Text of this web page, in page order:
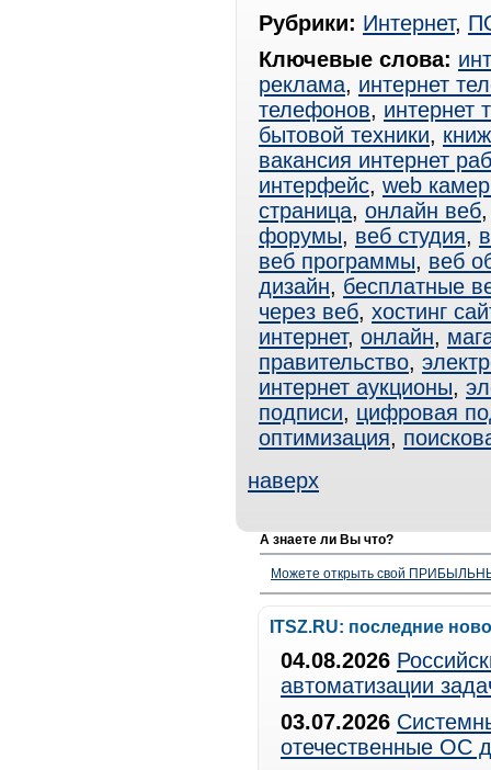
Рубрики: Интернет,
Ключевые слова:
реклама, интернет
телефонов, интернет
бытовой техники,
вакансия интернет
интерфейс, web
страница, онлайн веб
форумы, веб студия,
веб программы, веб
дизайн, бесплатные
через веб, хостинг
интернет, онлайн,
правительство,
интернет аукционы,
подписи, цифровая
оптимизация,
наверх
А знаете ли Вы что?
Можете открыть свой
ITSZ.RU: последние
04.08.2026
автоматизации
03.07.2026
отечественные ОС